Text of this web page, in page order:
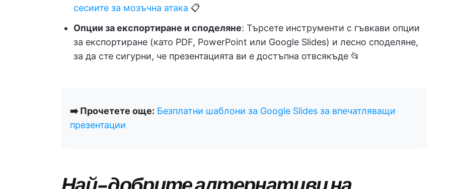
сесиите за мозъчна атака 📋
Опции за експортиране и споделяне: Търсете инструменти с гъвкави опции
за експортиране (като PDF, PowerPoint или Google Slides) и лесно споделяне,
за да сте сигурни, че презентацията ви е достъпна отвсякъде 📂
➡️ Прочетете още: Безплатни шаблони за Google Slides за впечатляващи
презентации
Най-добрите алтернативи на